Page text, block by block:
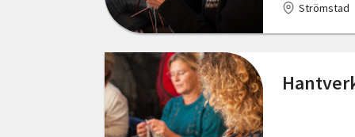
Härjedalen
Härnösand
Hässleholm
Jokkmokk
Strömstad